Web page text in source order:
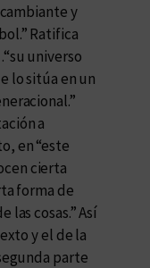
y
Ratifica
universo
lo sitúa en un
a
en “este
cierta
forma de
las cosas.” Así
y el de la
parte